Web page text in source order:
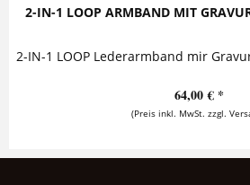
2-IN-1 LOOP ARMBAND MIT
64,00 € *
(Preis inkl. MwSt. zzgl.